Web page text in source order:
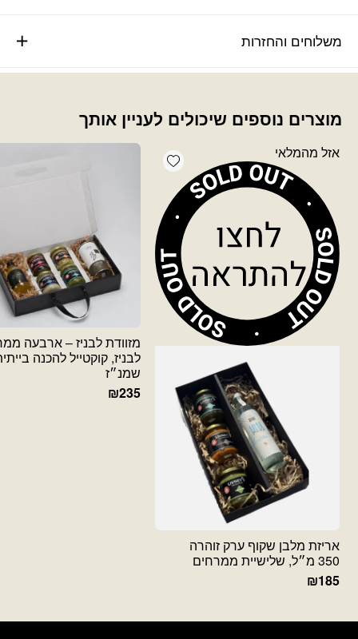
משלוחים והחזרות
מוצרים נוספים שיכולים לעניין אותך
Add wishlist אזל מהמלאי
אריזת מלבן שקוף ערק זוהרה
350 מ״ל, שלישיית ממרחים
₪185
מזוודת לבניז – ארבעה
לבניז, קוקטייל להכנה
שמנ״ז
₪235